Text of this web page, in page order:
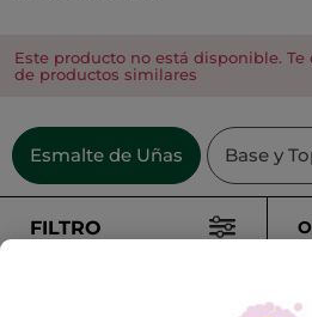
Este producto no está disponible. Te
de productos similares
Esmalte de Uñas Base y
FILTRO